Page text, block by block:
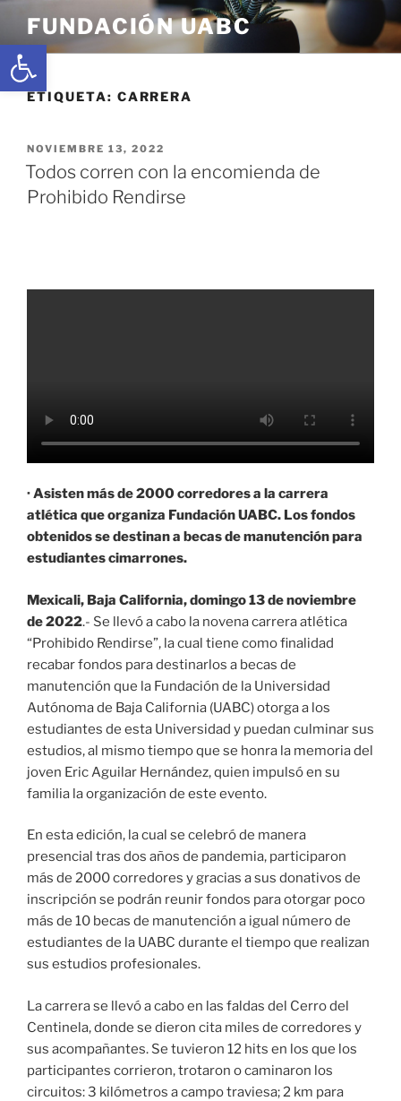
Abrir barra de herramientas
FUNDACIÓN UABC
ETIQUETA: CARRERA
NOVIEMBRE 13, 2022
Todos corren con la encomienda de
Prohibido Rendirse
· Asisten más de 2000 corredores a la carrera
atlética que organiza Fundación UABC. Los fondos
obtenidos se destinan a becas de manutención para
estudiantes cimarrones.
Mexicali, Baja California, domingo 13 de noviembre
de 2022.- Se llevó a cabo la novena carrera atlética
“Prohibido Rendirse”, la cual tiene como finalidad
recabar fondos para destinarlos a becas de
manutención que la Fundación de la Universidad
Autónoma de Baja California (UABC) otorga a los
estudiantes de esta Universidad y puedan culminar sus
estudios, al mismo tiempo que se honra la memoria del
joven Eric Aguilar Hernández, quien impulsó en su
familia la organización de este evento.
En esta edición, la cual se celebró de manera
presencial tras dos años de pandemia, participaron
más de 2000 corredores y gracias a sus donativos de
inscripción se podrán reunir fondos para otorgar poco
más de 10 becas de manutención a igual número de
estudiantes de la UABC durante el tiempo que realizan
sus estudios profesionales.
La carrera se llevó a cabo en las faldas del Cerro del
Centinela, donde se dieron cita miles de corredores y
sus acompañantes. Se tuvieron 12 hits en los que los
participantes corrieron, trotaron o caminaron los
circuitos: 3 kilómetros a campo traviesa; 2 km para